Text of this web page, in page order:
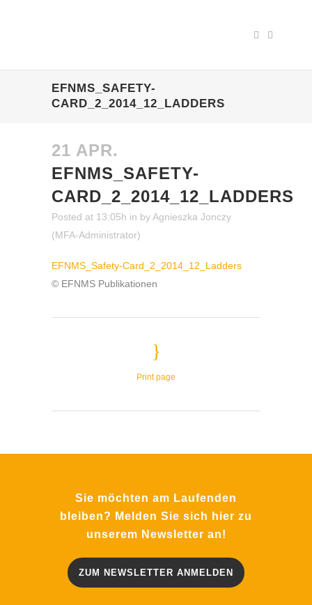
EFNMS_SAFETY-
CARD_2_2014_12_LADDERS
21 APR.
EFNMS_SAFETY-
CARD_2_2014_12_LADDERS
Posted at 13:05h in byAgnieszka Jonczy
(MFA-Administrator)
EFNMS_Safety-Card_2_2014_12_Ladders
© EFNMS Publikationen
Print page
Sie möchten am Laufenden
bleiben? Melden Sie sich hier zu
unserem Newsletter an!
ZUM NEWSLETTER ANMELDEN